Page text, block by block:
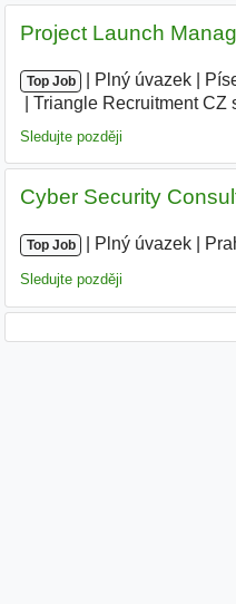
Project Launch
Top Job Plný úvazek
Triangle Recruitment CZ
Sledujte později
Cyber Security
Top Job Plný úvazek
Sledujte později